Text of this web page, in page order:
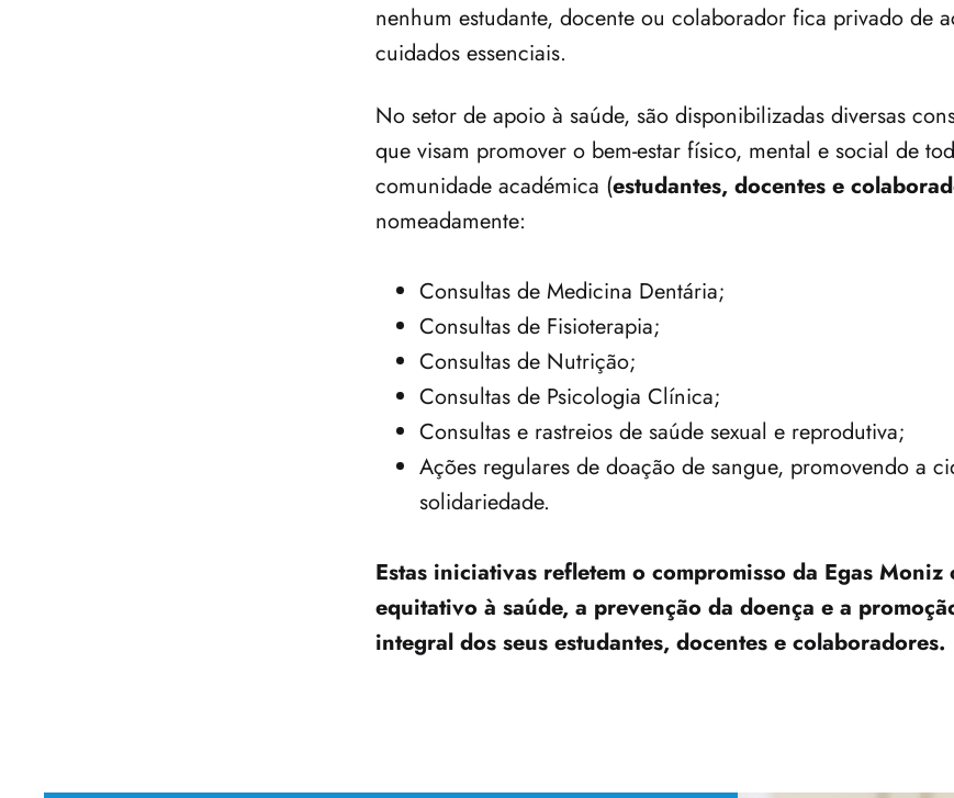
nenhum estudante, docente ou colaborador fica privado de
cuidados essenciais.
No setor de apoio à saúde, são disponibilizadas diversas
que visam promover o bem-estar físico, mental e social de
comunidade académica (estudantes, docentes e
nomeadamente:
Consultas de Medicina Dentária;
Consultas de Fisioterapia;
Consultas de Nutrição;
Consultas de Psicologia Clínica;
Consultas e rastreios de saúde sexual e reprodutiva;
Ações regulares de doação de sangue, promovendo a
solidariedade.
Estas iniciativas refletem o compromisso da Egas Moniz
equitativo à saúde, a prevenção da doença e a
integral dos seus estudantes, docentes e colaboradores.